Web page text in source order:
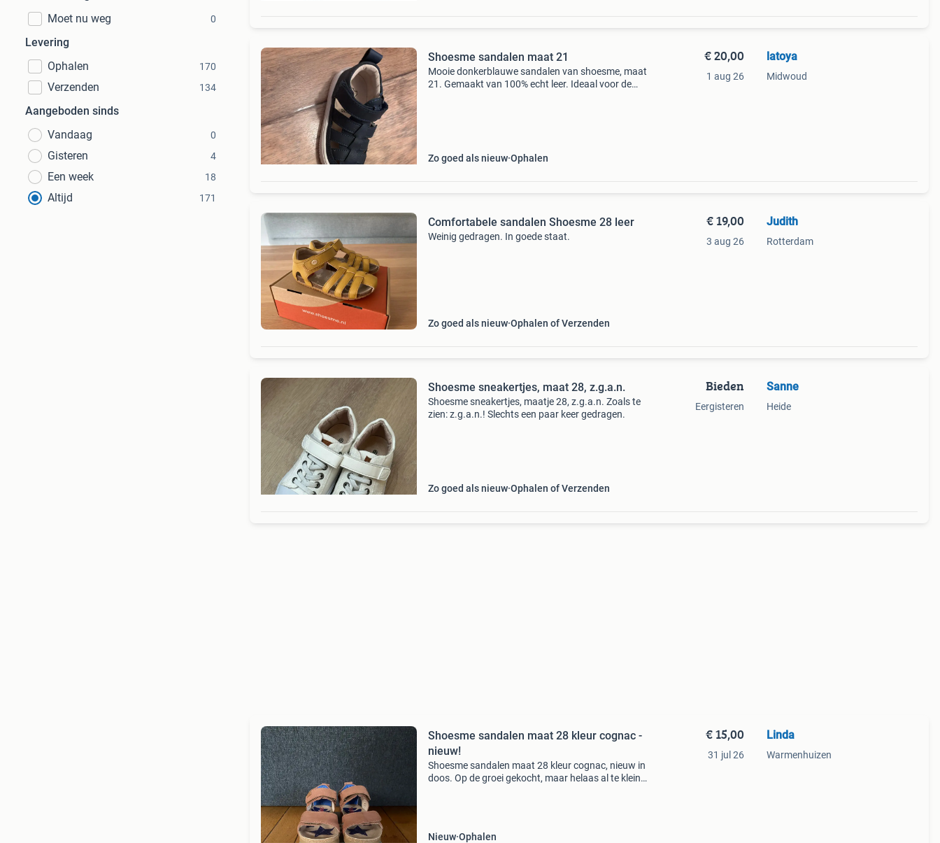
Moet nu weg
0
Levering
Ophalen
170
Verzenden 134
Aangeboden sinds
Vandaag
0
Gisteren 4
Een week 18
Altijd 171
Shoesme sandalen maat 21
Mooie donkerblauwe sandalen van shoesme, maat
21. Gemaakt van 100% echt leer. Ideaal voor de
Zo goed als nieuw Ophalen
€ 20,00
1 aug 26
latoya
Midwoud
Comfortabele sandalen Shoesme 28 leer
Weinig gedragen. In goede staat.
Zo goed als nieuw Ophalen of Verzenden
€ 19,00
3 aug 26
Judith
Rotterdam
Shoesme sneakertjes, maat 28, z.g.a.n.
Shoesme sneakertjes, maatje 28, z.g.a.n. Zoals te
zien: z.g.a.n.! Slechts een paar keer gedragen.
Zo goed als nieuw Ophalen of Verzenden
Bieden
Eergisteren
Sanne
Heide
Shoesme sandalen maat 28 kleur cognac -
nieuw!
Shoesme sandalen maat 28 kleur cognac, nieuw in
doos. Op de groei gekocht, maar helaas al te klein
Nieuw Ophalen
€ 15,00
31 jul 26
Linda
Warmenhuizen